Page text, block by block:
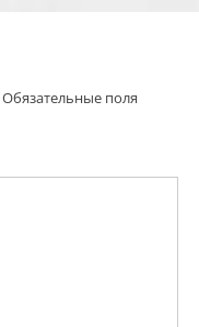
Обязательные поля